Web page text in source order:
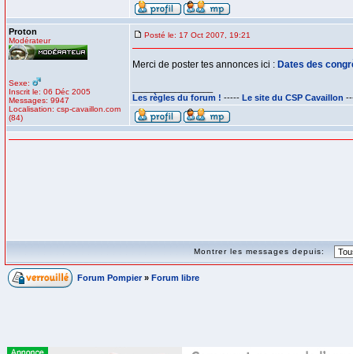
Proton
Modérateur
Sexe:
Inscrit le: 06 Déc 2005
Messages: 9947
Localisation: csp-cavaillon.com
(84)
Posté le: 17 Oct 2007, 19:21
Merci de poster tes annonces ici : Dates des
Les règles du forum ! ----- Le site du CSP Cavaillon
Montrer les messages depuis:
Forum Pompier » Forum libre